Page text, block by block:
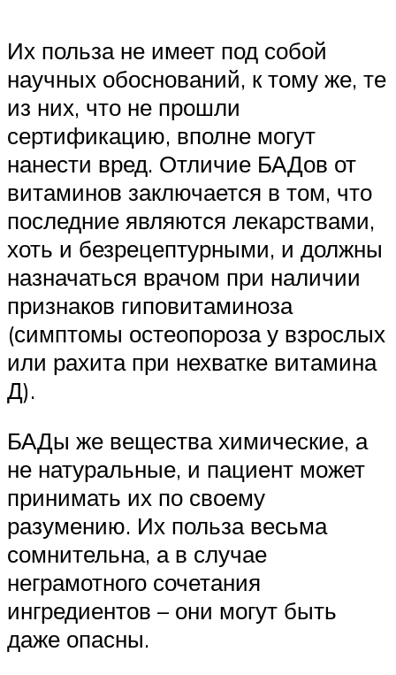
Их польза не имеет под собой
научных обоснований, к тому же, те
из них, что не прошли
сертификацию, вполне могут
нанести вред. Отличие БАДов от
витаминов заключается в том, что
последние являются лекарствами,
хоть и безрецептурными, и должны
назначаться врачом при наличии
признаков гиповитаминоза
(симптомы остеопороза у взрослых
или рахита при нехватке витамина
Д).
БАДы же вещества химические, а
не натуральные, и пациент может
принимать их по своему
разумению. Их польза весьма
сомнительна, а в случае
неграмотного сочетания
ингредиентов – они могут быть
даже опасны.